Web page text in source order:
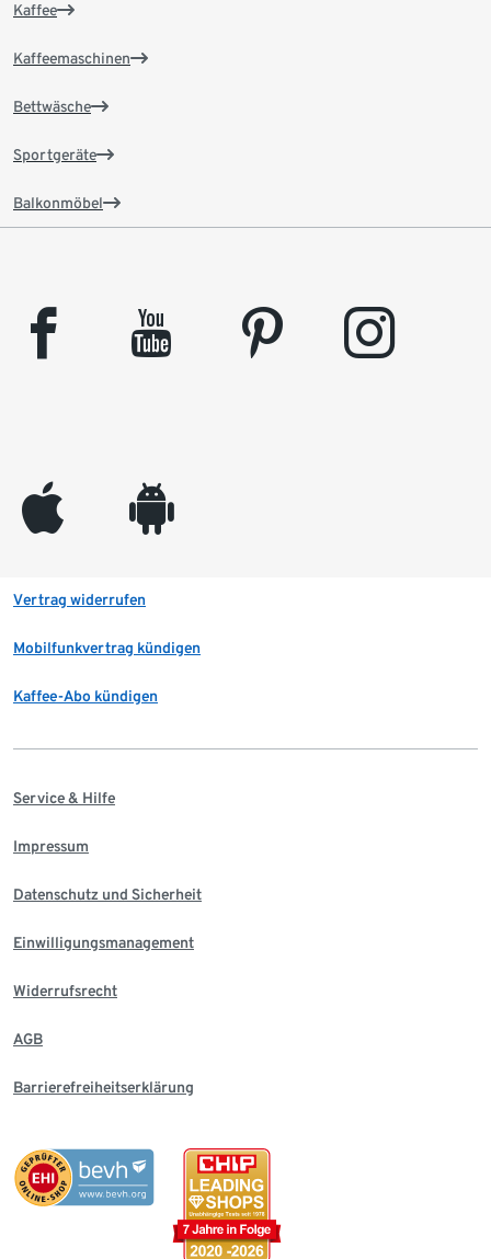
Kaffee
Kaffeemaschinen
Bettwäsche
Sportgeräte
Balkonmöbel
facebook youtube pinterest instagram
appleinc android
Vertrag widerrufen
Mobilfunkvertrag kündigen
Kaffee-Abo kündigen
Service & Hilfe
Impressum
Datenschutz und Sicherheit
Einwilligungsmanagement
Widerrufsrecht
AGB
Barrierefreiheitserklärung